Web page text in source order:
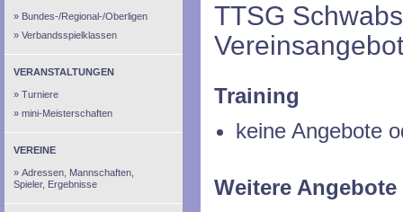
Bundes-/Regional-/Oberligen
Verbandsspielklassen
VERANSTALTUNGEN
Turniere
mini-Meisterschaften
VEREINE
Adressen, Mannschaften,
Spieler, Ergebnisse
TTSG
Training
keine Angebote
Weitere Angebote